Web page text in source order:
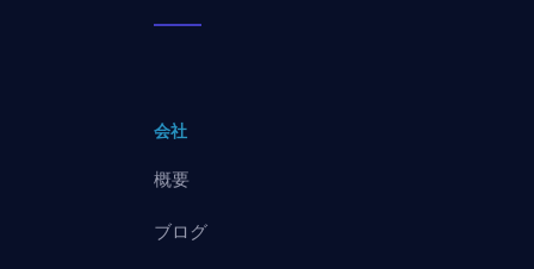
会社
概要
ブログ